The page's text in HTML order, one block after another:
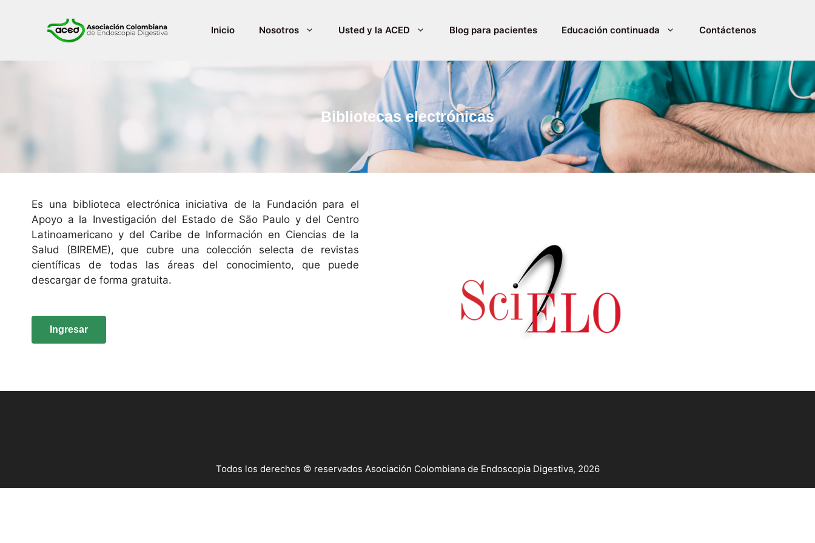
Inicio Nosotros Usted y la ACED Blog para pacientes Educación continuada Contáctenos
Bibliotecas electrónicas
Es una biblioteca electrónica iniciativa de la Fundación para el
Apoyo a la Investigación del Estado de São Paulo y del Centro
Latinoamericano y del Caribe de Información en Ciencias de la
Salud (BIREME), que cubre una colección selecta de revistas
científicas de todas las áreas del conocimiento, que puede
descargar de forma gratuita.
Ingresar
Todos los derechos © reservados Asociación Colombiana de Endoscopia Digestiva, 2026